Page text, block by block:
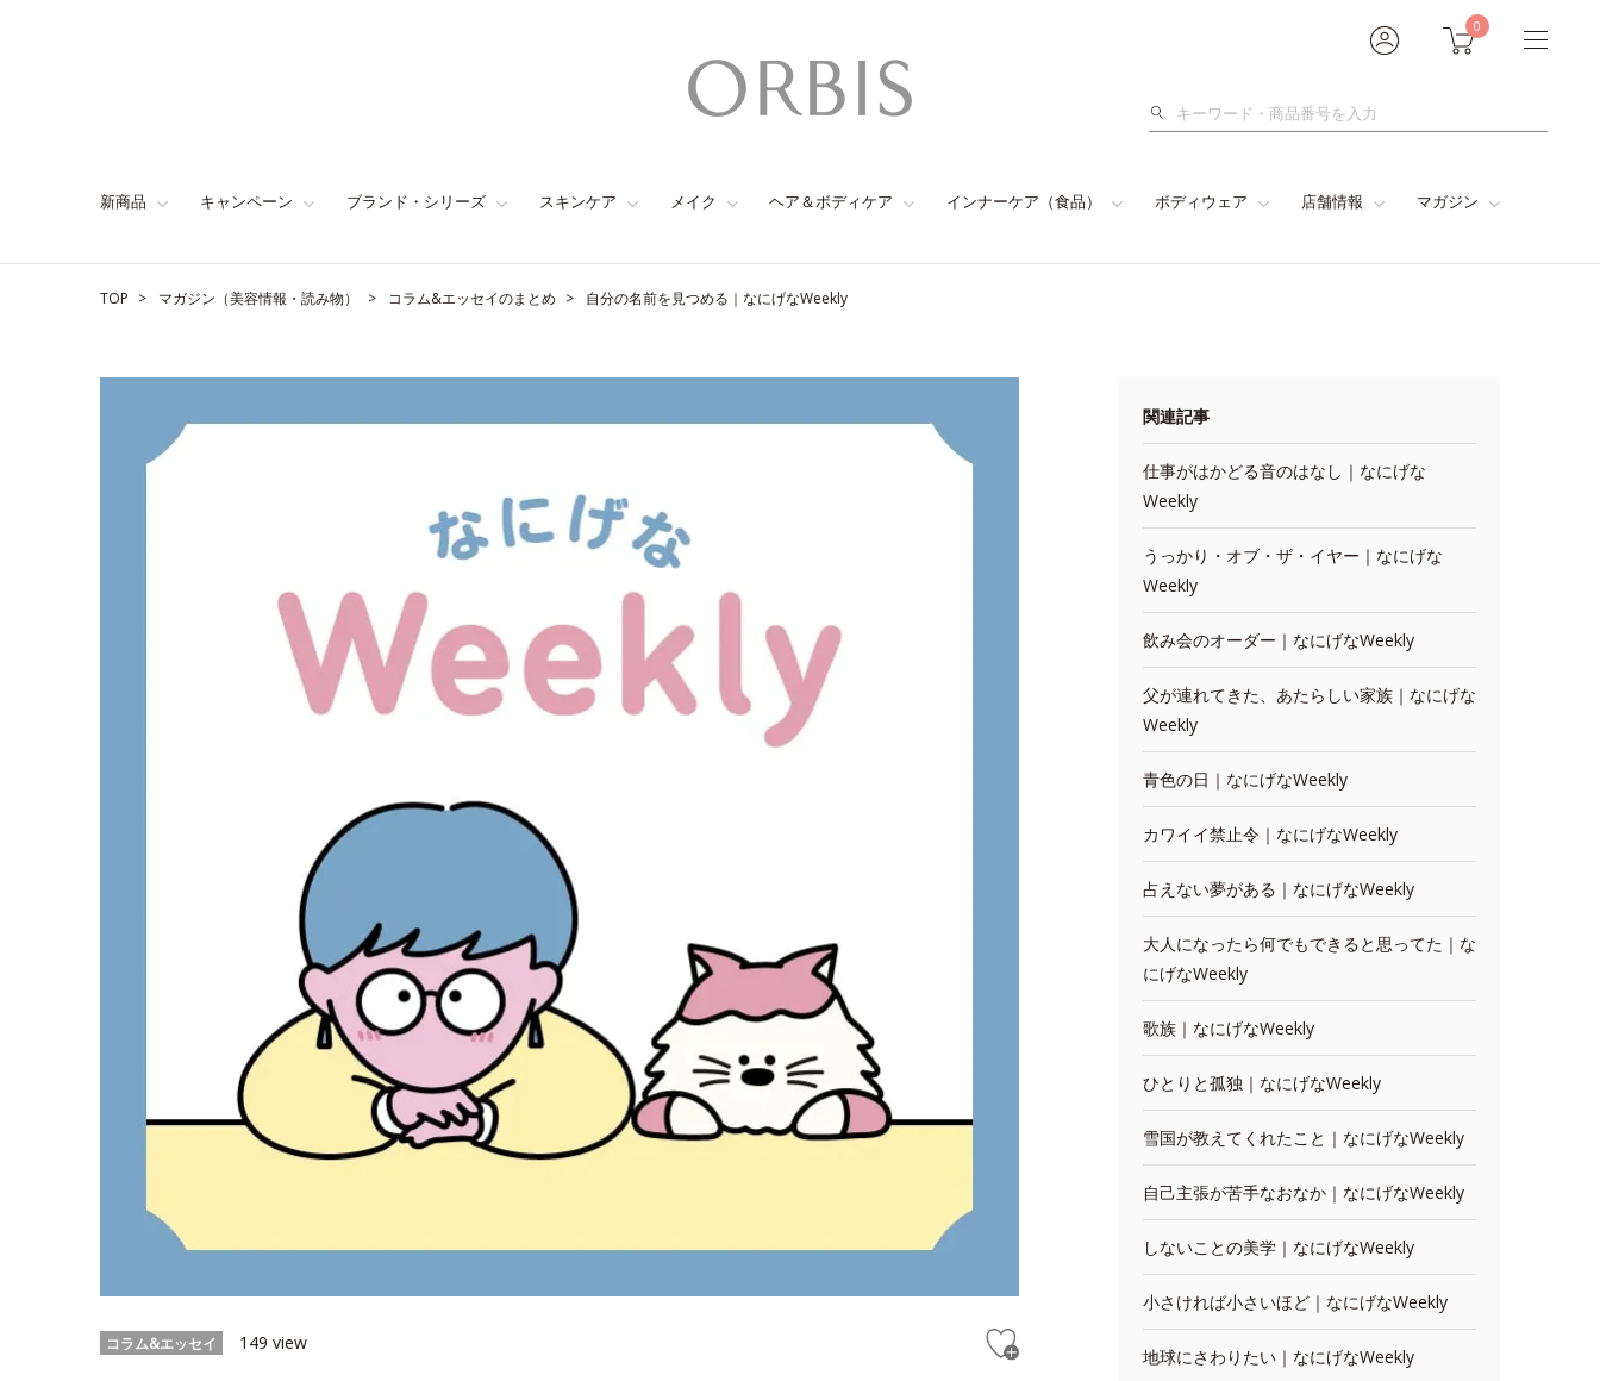
0
検
新商品 キャンペーン ブランド・シリーズ スキンケア メイク ヘア＆ボディケア インナーケア（食品） ボディウェア 店舗情報 マガジン
TOP マガジン（美容情報・読み物） コラム&エッセイのまとめ 自分の名前を見つめる｜なにげなWeekly
コラム&エッセイ 149 view
関連記事
仕事がはかどる音のはなし｜なにげな
Weekly
うっかり・オブ・ザ・イヤー｜なにげな
Weekly
飲み会のオーダー｜なにげなWeekly
父が連れてきた、あたらしい家族｜なにげな
Weekly
青色の日｜なにげなWeekly
カワイイ禁止令｜なにげなWeekly
占えない夢がある｜なにげなWeekly
大人になったら何でもできると思ってた｜な
にげなWeekly
歌族｜なにげなWeekly
ひとりと孤独｜なにげなWeekly
雪国が教えてくれたこと｜なにげなWeekly
自己主張が苦手なおなか｜なにげなWeekly
しないことの美学｜なにげなWeekly
小さければ小さいほど｜なにげなWeekly
地球にさわりたい｜なにげなWeekly